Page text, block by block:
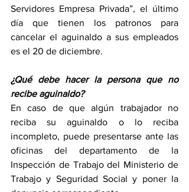
Servidores Empresa Privada”, el último
día que tienen los patronos para
cancelar el aguinaldo a sus empleados
es el 20 de diciembre.
¿Qué debe hacer la persona que no
recibe aguinaldo?
En caso de que algún trabajador no
reciba su aguinaldo o lo reciba
incompleto, puede presentarse ante las
oficinas del departamento de la
Inspección de Trabajo del Ministerio de
Trabajo y Seguridad Social y poner la